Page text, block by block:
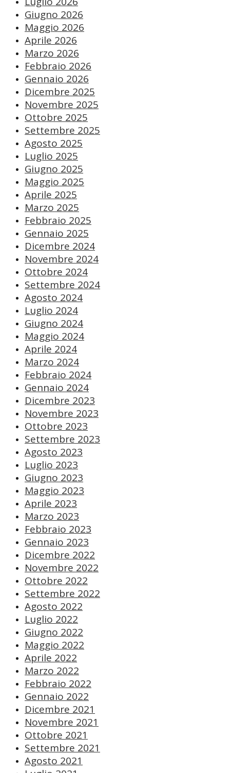
Giugno 2026
Maggio 2026
Aprile 2026
Marzo 2026
Febbraio 2026
Gennaio 2026
Dicembre 2025
Novembre 2025
Ottobre 2025
Settembre 2025
Agosto 2025
Luglio 2025
Giugno 2025
Maggio 2025
Aprile 2025
Marzo 2025
Febbraio 2025
Gennaio 2025
Dicembre 2024
Novembre 2024
Ottobre 2024
Settembre 2024
Agosto 2024
Luglio 2024
Giugno 2024
Maggio 2024
Aprile 2024
Marzo 2024
Febbraio 2024
Gennaio 2024
Dicembre 2023
Novembre 2023
Ottobre 2023
Settembre 2023
Agosto 2023
Luglio 2023
Giugno 2023
Maggio 2023
Aprile 2023
Marzo 2023
Febbraio 2023
Gennaio 2023
Dicembre 2022
Novembre 2022
Ottobre 2022
Settembre 2022
Agosto 2022
Luglio 2022
Giugno 2022
Maggio 2022
Aprile 2022
Marzo 2022
Febbraio 2022
Gennaio 2022
Dicembre 2021
Novembre 2021
Ottobre 2021
Settembre 2021
Agosto 2021